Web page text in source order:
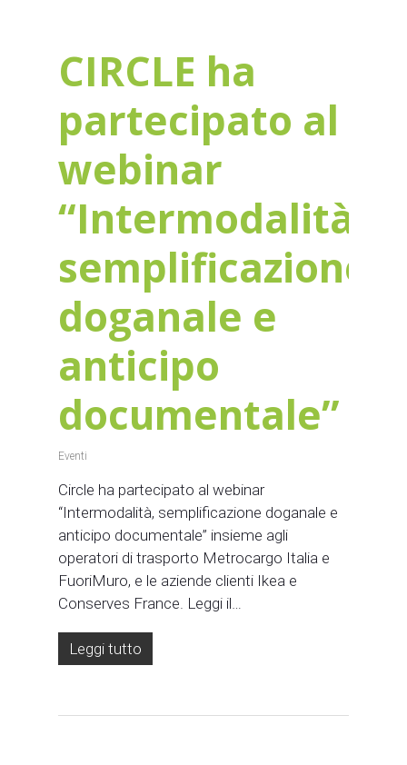
CIRCLE ha
partecipato al
webinar
“Intermodalità,
semplificazione
doganale e
anticipo
documentale”
Eventi
Circle ha partecipato al webinar
“Intermodalità, semplificazione doganale e
anticipo documentale” insieme agli
operatori di trasporto Metrocargo Italia e
FuoriMuro, e le aziende clienti Ikea e
Conserves France. Leggi il…
Leggi tutto